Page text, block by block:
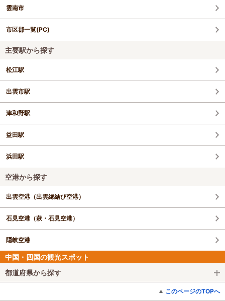
雲南市
市区郡一覧(PC)
主要駅から探す
松江駅
出雲市駅
津和野駅
益田駅
浜田駅
空港から探す
出雲空港（出雲縁結び空港）
石見空港（萩・石見空港）
隠岐空港
中国・四国の観光スポット
都道府県から探す
このページのTOPへ